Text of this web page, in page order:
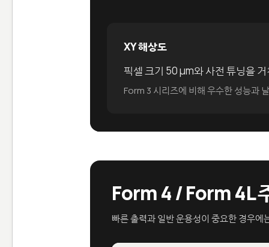
XY 해상도
픽셀 크기 50 μm와 사전 튜닝을
Form 3 시리즈에 비해 우수한 성능과
Form 4 / Form 4L
빠른 출력과 일반 운용성이 중요한 경우